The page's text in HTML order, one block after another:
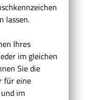
lassen.
Ihres
im gleichen
Sie die
für eine
im